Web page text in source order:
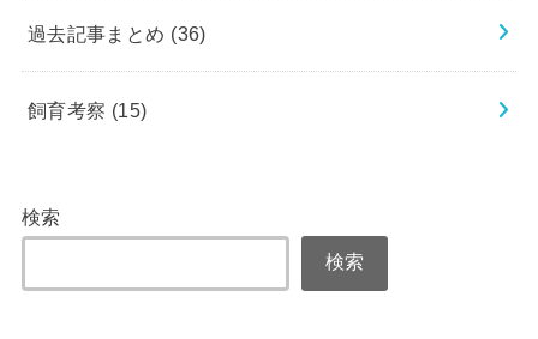
過去記事まとめ (36)
飼育考察 (15)
検索
検索